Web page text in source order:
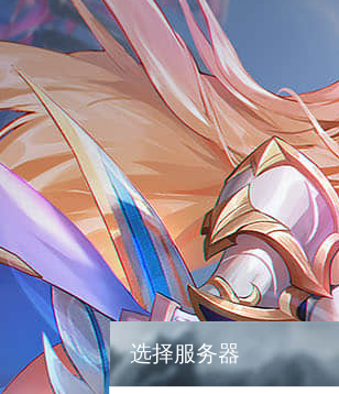
选择服务器